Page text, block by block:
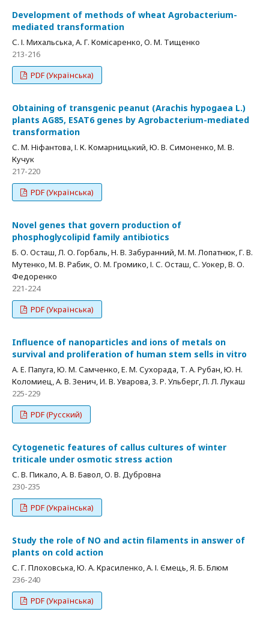
Development of methods of wheat Agrobacterium-
mediated transformation
С. І. Михальська, А. Г. Комісаренко, О. М. Тищенко
213-216
PDF (Українська)
Obtaining of transgenic peanut (Arachis hypogaea L.)
plants AG85, ESAT6 genes by Agrobacterium-mediated
transformation
С. М. Ніфантова, І. К. Комарницький, Ю. В. Симоненко, М. В.
Кучук
217-220
PDF (Українська)
Novel genes that govern production of
phosphoglycolipid family antibiotics
Б. О. Осташ, Л. О. Горбаль, Н. В. Забуранний, М. М. Лопатнюк, Г. В.
Мутенко, М. В. Рабик, О. М. Громико, І. С. Осташ, С. Уокер, В. О.
Федоренко
221-224
PDF (Українська)
Influence of nanoparticles and ions of metals on
survival and proliferation of human stem sells in vitro
А. Е. Папуга, Ю. М. Самченко, Е. М. Сухорада, Т. А. Рубан, Ю. Н.
Коломиец, А. В. Зенич, И. В. Уварова, З. Р. Ульберг, Л. Л. Лукаш
225-229
PDF (Русский)
Cytogenetic features of callus cultures of winter
triticale under osmotic stress action
С. В. Пикало, А. В. Бавол, О. В. Дубровна
230-235
PDF (Українська)
Study the role of NO and actin filaments in answer of
plants on cold action
С. Г. Плоховська, Ю. А. Красиленко, А. І. Ємець, Я. Б. Блюм
236-240
PDF (Українська)